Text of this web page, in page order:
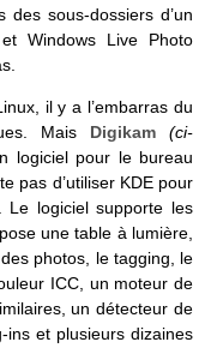
sous-dossiers d’un
Windows Live Photo
il y a l’embarras du
Mais Digikam
(ci-
logiciel pour le bureau
pas d’utiliser KDE pour
Le logiciel supporte les
une table à lumière,
photos, le tagging, le
ICC, un moteur de
un détecteur de
ins et plusieurs dizaines